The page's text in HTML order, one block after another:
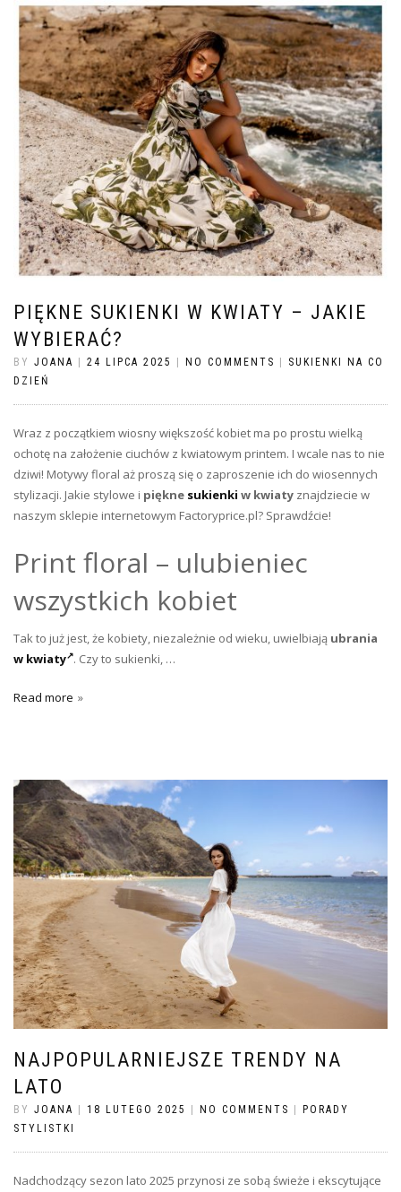
PIĘKNE SUKIENKI W KWIATY – JAKIE
WYBIERAĆ?
BY JOANA | 24 LIPCA 2025 | NO COMMENTS | SUKIENKI NA CO
DZIEŃ
Wraz z początkiem wiosny większość kobiet ma po prostu wielką
ochotę na założenie ciuchów z kwiatowym printem. I wcale nas to nie
dziwi! Motywy floral aż proszą się o zaproszenie ich do wiosennych
stylizacji. Jakie stylowe i piękne sukienki w kwiaty znajdziecie w
naszym sklepie internetowym Factoryprice.pl? Sprawdźcie!
Print floral – ulubieniec
wszystkich kobiet
Tak to już jest, że kobiety, niezależnie od wieku, uwielbiają ubrania
w kwiaty . Czy to sukienki, …
Read more
NAJPOPULARNIEJSZE TRENDY NA
LATO
BY JOANA 18 LUTEGO 2025 NO COMMENTS
PORADY
STYLISTKI
Nadchodzący sezon lato 2025 przynosi ze sobą świeże i ekscytujące